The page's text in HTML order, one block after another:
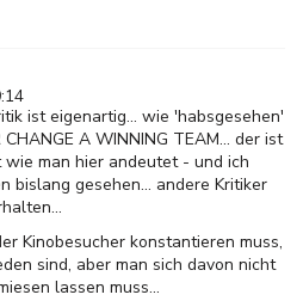
ist eigenartig... wie 'habsgesehen'
A WINNING TEAM... der ist
man hier andeutet - und ich
bislang gesehen... andere Kritiker
Kinobesucher konstantieren muss,
sind, aber man sich davon nicht
lassen muss...